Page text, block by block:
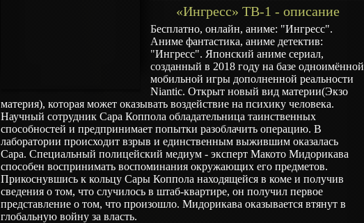
«Ингресс» ТВ-1 - описание
Бесплатно, онлайн, аниме: "Ингресс".
Аниме фантастика, аниме детектив:
"Ингресс". Японский аниме сериал,
созданный в 2018 году на базе одноимённой
мобильной игры дополненной реальности
Niantic. Открыт новый вид материи(Экзо
материя), которая может оказывать воздействие на психику человека.
Научный сотрудник Сара Коппола обладательница таинственных
способностей и предпринимает попытки разоблачить операцию. В
лаборатории происходит взрыв и единственным выжившим оказалась
Сара. Специальный полицейский медиум - эксперт Макото Мидорикава
способен воспринимать воспоминания окружающих его предметов.
Прикоснувшись к кольцу Сары Коппола находящейся в коме и получив
сведения о том, что случилось в штаб-квартире, он получил первое
представление о том, что произошло. Мидорикава оказывается втянут в
глобальную войну за власть.